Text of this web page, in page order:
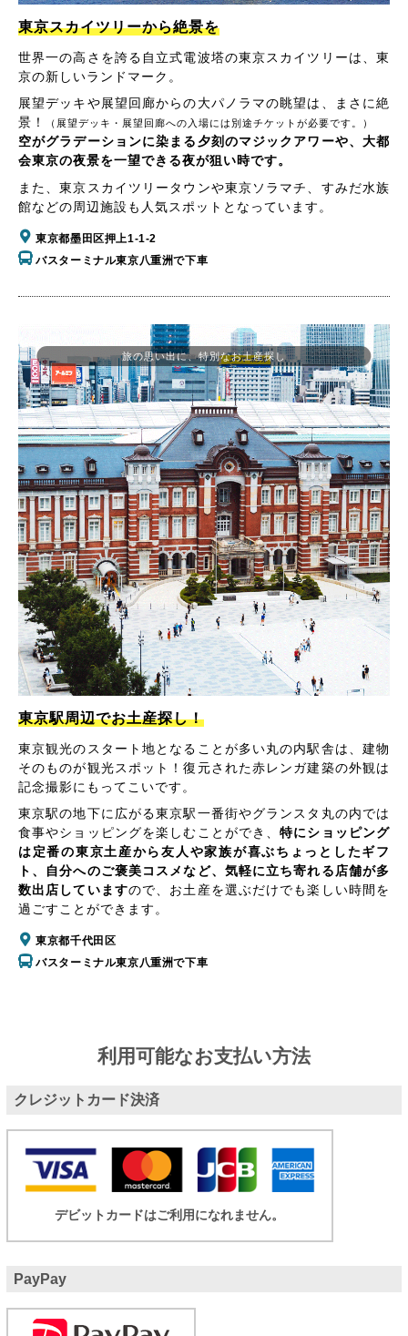
東京スカイツリーから絶景を
世界一の高さを誇る自立式電波塔の東京スカイツリーは、東
京の新しいランドマーク。
展望デッキや展望回廊からの大パノラマの眺望は、まさに絶
景！
（展望デッキ・展望回廊への入場には別途チケットが必要です。）
空がグラデーションに染まる夕刻のマジックアワーや、大都
会東京の夜景を一望できる夜が狙い時です。
また、東京スカイツリータウンや東京ソラマチ、すみだ水族
館などの周辺施設も人気スポットとなっています。
東京都墨田区押上1-1-2
バスターミナル東京八重洲で下車
東京駅周辺でお土産探し！
東京観光のスタート地となることが多い丸の内駅舎は、建物
そのものが観光スポット！復元された赤レンガ建築の外観は
記念撮影にもってこいです。
東京駅の地下に広がる東京駅一番街やグランスタ丸の内では
食事やショッピングを楽しむことができ、特にショッピング
は定番の東京土産から友人や家族が喜ぶちょっとしたギフ
ト、自分へのご褒美コスメなど、気軽に立ち寄れる店舗が多
数出店していますので、お土産を選ぶだけでも楽しい時間を
過ごすことができます。
東京都千代田区
バスターミナル東京八重洲で下車
旅の思い出に、特別なお土産探し
利用可能なお支払い方法
クレジットカード決済
デビットカードはご利用になれません。
PayPay